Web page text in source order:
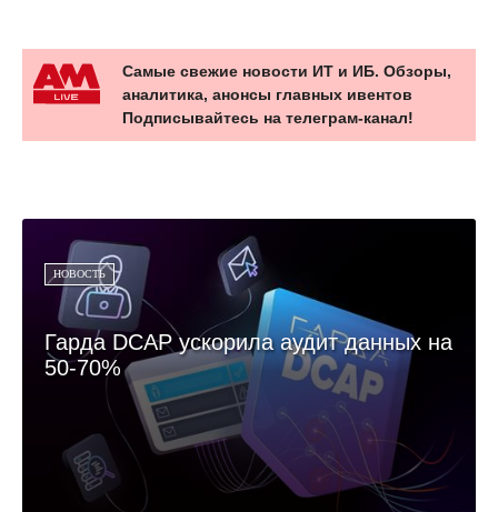
Самые свежие новости ИТ и ИБ. Обзоры,
аналитика, анонсы главных ивентов
Подписывайтесь на телеграм-канал!
НОВОСТЬ
Гарда DCAP ускорила аудит данных на
50-70%